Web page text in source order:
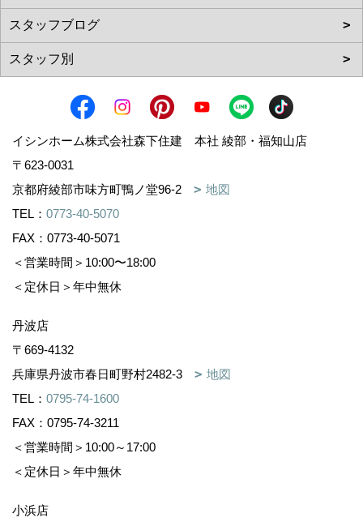
イシンホーム株式会社森下住建 本社 綾部・福知山店
〒623-0031
京都府綾部市味方町鴨ノ堂96-2
地図
TEL： 0773-40-5070
FAX：0773-40-5071
＜営業時間＞10:00〜18:00
＜定休日＞年中無休
丹波店
〒669-4132
兵庫県丹波市春日町野村2482-3
地図
TEL： 0795-74-1600
FAX：0795-74-3211
＜営業時間＞10:00～17:00
＜定休日＞年中無休
小浜店